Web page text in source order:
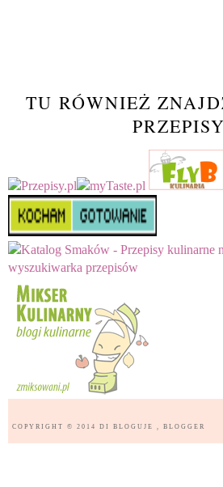
TU RÓWNIEŻ
COPYRIGHT © 2014 DI BLOGUJE , BLOGGER